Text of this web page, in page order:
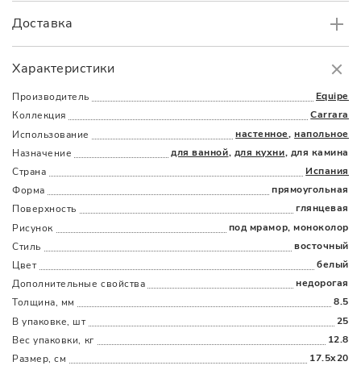
Характеристики
Производитель
Equipe
Коллекция
Carrara
Использование
настенное,напольное
Назначение
для ванной, для кухни, для камина
Страна
Испания
Форма
прямоугольная
Поверхность
глянцевая
Рисунок
под мрамор, моноколор
Стиль
восточный
Цвет
белый
Дополнительные cвойства
недорогая
Толщина, мм
8.5
В упаковке, шт
25
Вес упаковки, кг
12.8
Размер, см
17.5x20
Доставка
Доставка
НаличымиКартойПо счетуДолями